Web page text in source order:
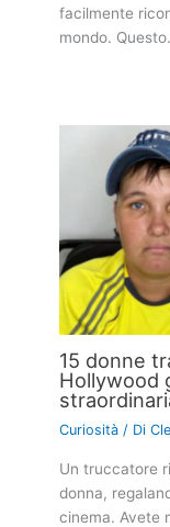
facilmente
mondo.
15 donne
Hollywood
Curiosità / Di
Un truccatore
donna,
cinema. Avete